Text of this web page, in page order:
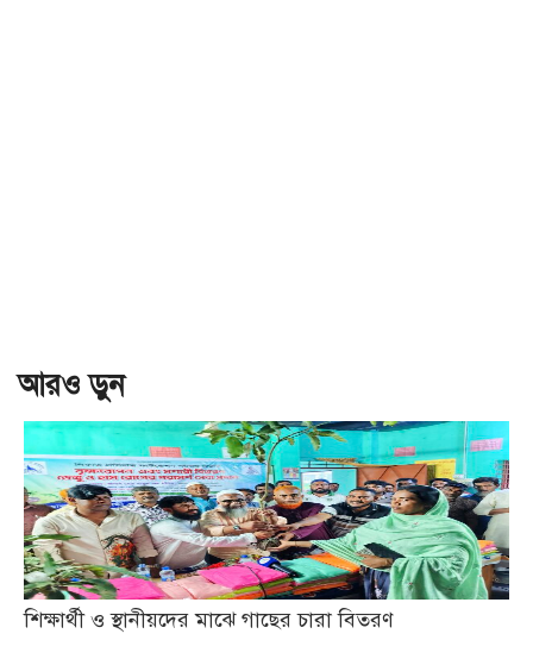
আরও ড়ুন
শিক্ষার্থী ও স্থানীয়দের মাঝে গাছের চারা বিতরণ